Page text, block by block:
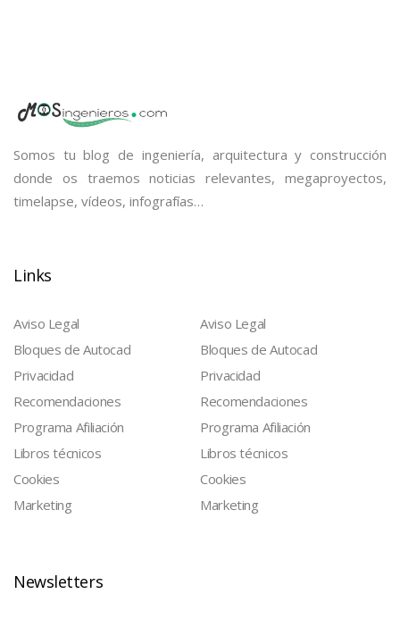
Somos tu blog de ingeniería, arquitectura y construcción
donde os traemos noticias relevantes, megaproyectos,
timelapse, vídeos, infografías…
Links
Aviso Legal
Aviso Legal
Bloques de Autocad
Bloques de Autocad
Privacidad
Privacidad
Recomendaciones
Recomendaciones
Programa Afiliación
Programa Afiliación
Libros técnicos
Libros técnicos
Cookies
Cookies
Marketing
Marketing
Newsletters